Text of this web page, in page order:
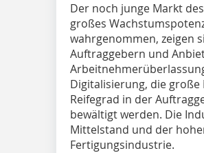
Der noch junge Markt
großes
wahrgenommen, zeigen
Auftraggebern und
Digitalisierung, die große
Reifegrad in der
bewältigt werden. Die
Mittelstand und der
Fertigungsindustrie.